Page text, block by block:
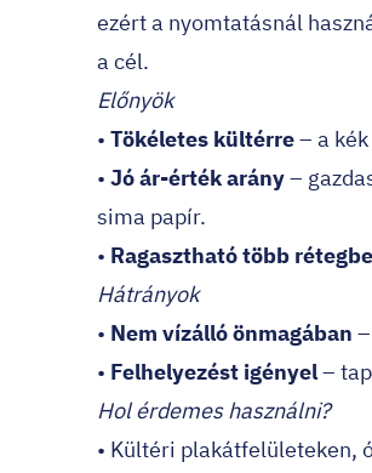
ezért a nyomtatásnál
a cél.
Előnyök
• Tökéletes kültérre– a
• Jó ár-érték arány–
sima papír.
• Ragasztható több
Hátrányok
• Nem vízálló önmagában
• Felhelyezést igényel–
Hol érdemes használni?
• Kültéri plakátfelületeken,